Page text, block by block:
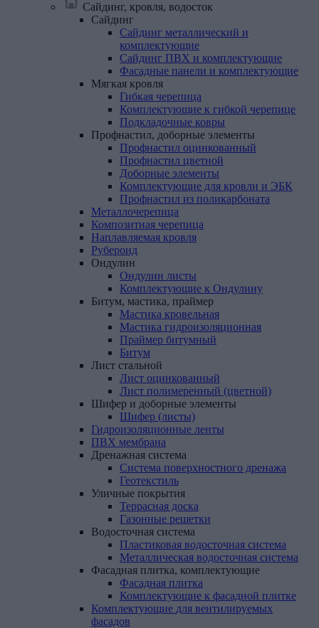
Сайдинг, кровля, водосток
Сайдинг
Сайдинг металлический и
комплектующие
Сайдинг ПВХ и комплектующие
Фасадные панели и комплектующие
Мягкая кровля
Гибкая черепица
Комплектующие к гибкой черепице
Подкладочные ковры
Профнастил, доборные элементы
Профнастил оцинкованный
Профнастил цветной
Доборные элементы
Комплектующие для кровли и ЭБК
Профнастил из поликарбоната
Металлочерепица
Композитная черепица
Наплавляемая кровля
Рубероид
Ондулин
Ондулин листы
Комплектующие к Ондулину
Битум, мастика, праймер
Мастика кровельная
Мастика гидроизоляционная
Праймер битумный
Битум
Лист стальной
Лист оцинкованный
Лист полимеренный (цветной)
Шифер и доборные элементы
Шифер (листы)
Гидроизоляционные ленты
ПВХ мембрана
Дренажная система
Система поверхностного дренажа
Геотекстиль
Уличные покрытия
Террасная доска
Газонные решетки
Водосточная система
Пластиковая водосточная система
Металлическая водосточная система
Фасадная плитка, комплектующие
Фасадная плитка
Комплектующие к фасадной плитке
Комплектующие для вентилируемых
фасадов